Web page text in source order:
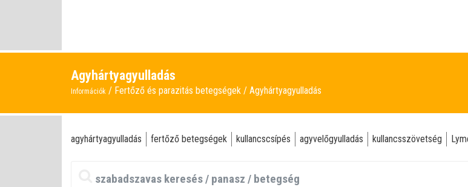
Agyhártyagyulladás
Információk Fertőző és parazitás betegségek Agyhártyagyulladás
agyhártyagyulladás fertőző betegségek kullancscsípés agyvelőgyulladás kullancsszövetség